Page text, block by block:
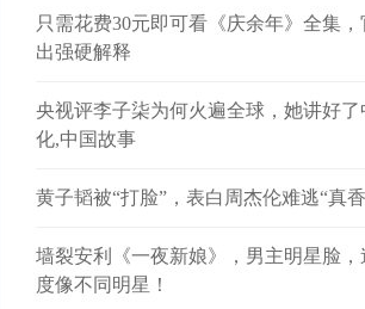
只需花费30元即可看《庆余年》全集
出强硬解释
央视评李子柒为何火遍全球，她讲好了
化,中国故事
黄子韬被“打脸”，表白周杰伦难逃“真
墙裂安利《一夜新娘》，男主明星脸，
度像不同明星！